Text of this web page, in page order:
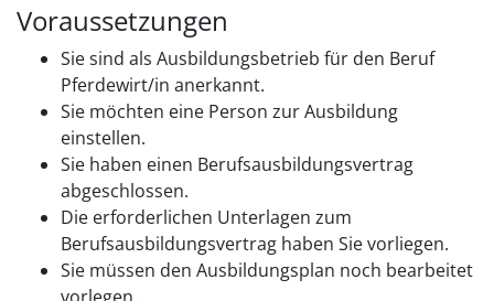
Voraussetzungen
Sie sind als Ausbildungsbetrieb für den Beruf
Pferdewirt/in anerkannt.
Sie möchten eine Person zur Ausbildung
einstellen.
Sie haben einen Berufsausbildungsvertrag
abgeschlossen.
Die erforderlichen Unterlagen zum
Berufsausbildungsvertrag haben Sie vorliegen.
Sie müssen den Ausbildungsplan noch bearbeitet
vorlegen.